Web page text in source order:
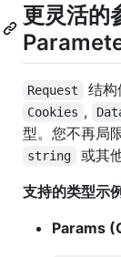
更灵活的
Request 结构
Cookies ,
型。您不再局
string
或其
支持的类型示
Params